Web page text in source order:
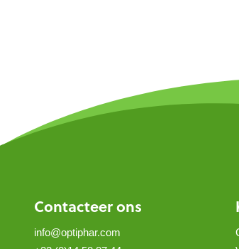
Contacteer ons
info@optiphar.com